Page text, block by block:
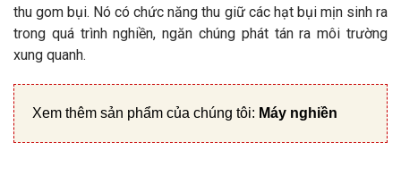
thu gom bụi. Nó có chức năng thu giữ các hạt bụi mịn sinh ra
trong quá trình nghiền, ngăn chúng phát tán ra môi trường
xung quanh.
Xem thêm sản phẩm của chúng tôi: Máy nghiền